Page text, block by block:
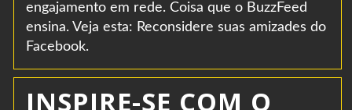
engajamento em rede. Coisa que o BuzzFeed
ensina. Veja esta: Reconsidere suas amizades do
Facebook.
INSPIRE-SE COM O